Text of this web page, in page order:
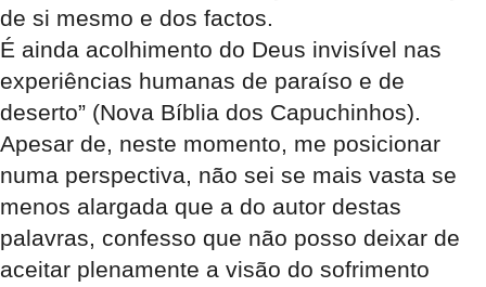
de si mesmo e dos factos.
É ainda acolhimento do Deus invisível nas
experiências humanas de paraíso e de
deserto” (Nova Bíblia dos Capuchinhos).
Apesar de, neste momento, me posicionar
numa perspectiva, não sei se mais vasta se
menos alargada que a do autor destas
palavras, confesso que não posso deixar de
aceitar plenamente a visão do sofrimento